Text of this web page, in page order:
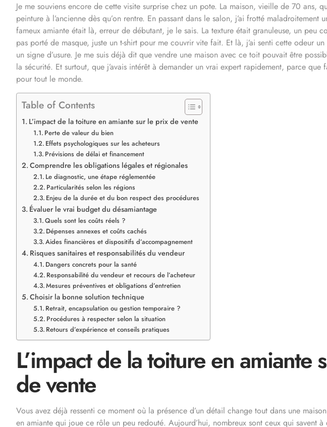
Je me souviens encore de cette visite surprise chez un pote. La maison, vieille de 70 ans,
peinture à l’ancienne dès qu’on rentre. En passant dans le salon, j’ai frotté
fameux amiante était là, erreur de débutant, je le sais. La texture était granuleuse, un peu
pas porté de masque, juste un t-shirt pour me couvrir vite fait. Et là, j’ai senti cette odeur
un signe d’usure. Je me suis déjà dit que vendre une maison avec ce toit pouvait être
la sécurité. Et surtout, que j’avais intérêt à demander un vrai expert rapidement, parce que
pour tout le monde.
Table of Contents
L’impact de la toiture en amiante sur le prix de vente
Perte de valeur du bien
Effets psychologiques sur les acheteurs
Prévisions de délai et financement
Comprendre les obligations légales et régionales
Le diagnostic, une étape réglementée
Particularités selon les régions
Enjeu de la durée et du bon respect des procédures
Évaluer le vrai budget du désamiantage
Quels sont les coûts réels ?
Dépenses annexes et coûts cachés
Aides financières et dispositifs d’accompagnement
Risques sanitaires et responsabilités du vendeur
Dangers concrets pour la santé
Responsabilité du vendeur et recours de l’acheteur
Mesures préventives et obligations d’entretien
Choisir la bonne solution technique
Retrait, encapsulation ou gestion temporaire ?
Procédures à respecter selon la situation
Retours d’expérience et conseils pratiques
L’impact de la toiture en amiante
de vente
Vous avez déjà ressenti ce moment où la présence d’un détail change tout dans une
en amiante qui joue ce rôle un peu redouté. Aujourd’hui, nombreux sont ceux qui savent